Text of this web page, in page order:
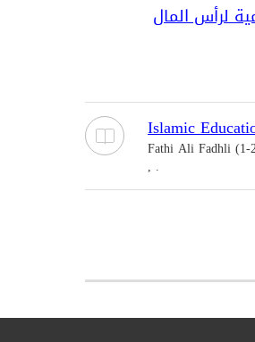
لرأس المال
Islamic
Fathi Ali Fadhli (1-
, .